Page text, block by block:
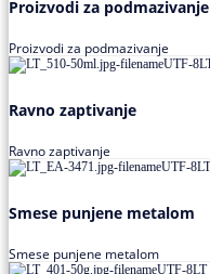
Proizvodi za podmazivanje
Proizvodi za podmazivanje
Ravno zaptivanje
Ravno zaptivanje
Smese punjene metalom
Smese punjene metalom